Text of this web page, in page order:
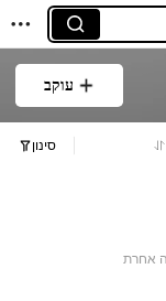
עוקב
סינון
אחרת